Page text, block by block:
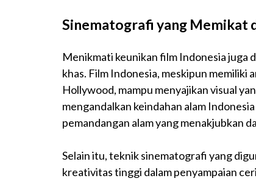
Sinematografi yang Memikat
Menikmati keunikan film Indonesia juga
khas. Film Indonesia, meskipun memiliki
Hollywood, mampu menyajikan visual
mengandalkan keindahan alam
pemandangan alam yang menakjubkan
Selain itu, teknik sinematografi yang
kreativitas tinggi dalam penyampaian